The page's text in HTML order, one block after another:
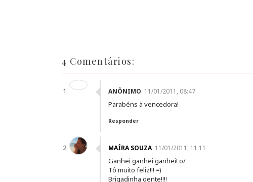
4 Comentários:
ANÔNIMO 11/01/2011, 08:47
Parabéns à vencedora!
Responder
MAÍRA SOUZA 11/01/2011, 11:11
Ganhei ganhei ganhei! o/
Tô muito feliz!!! =)
Brigadinha gente!!!!